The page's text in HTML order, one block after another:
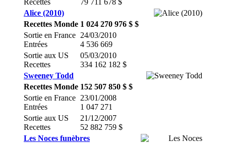
Recettes
79 711 678 $
Alice (2010)
Recettes Monde 1 024 270 976 $ $
Sortie en France
Entrées
24/03/2010
4 536 669
Sortie aux US
Recettes
05/03/2010
334 162 182 $
Sweeney Todd
Recettes Monde 152 507 850 $ $
Sortie en France
Entrées
23/01/2008
1 047 271
Sortie aux US
Recettes
21/12/2007
52 882 759 $
Les Noces funèbres